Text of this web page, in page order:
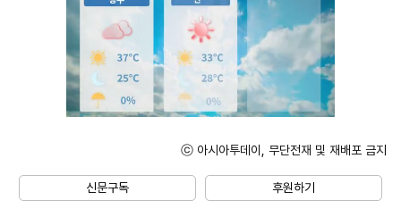
ⓒ 아시아투데이, 무단전재 및 재배포 금지
신문구독 후원하기